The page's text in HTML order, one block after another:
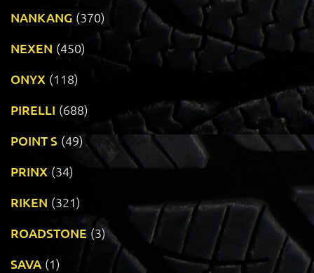
NANKANG (370)
NEXEN (450)
ONYX (118)
PIRELLI (688)
POINT S (49)
PRINX (34)
RIKEN (321)
ROADSTONE (3)
SAVA (1)